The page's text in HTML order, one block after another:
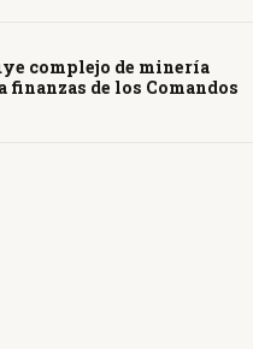
complejo de minería
finanzas de los Comandos